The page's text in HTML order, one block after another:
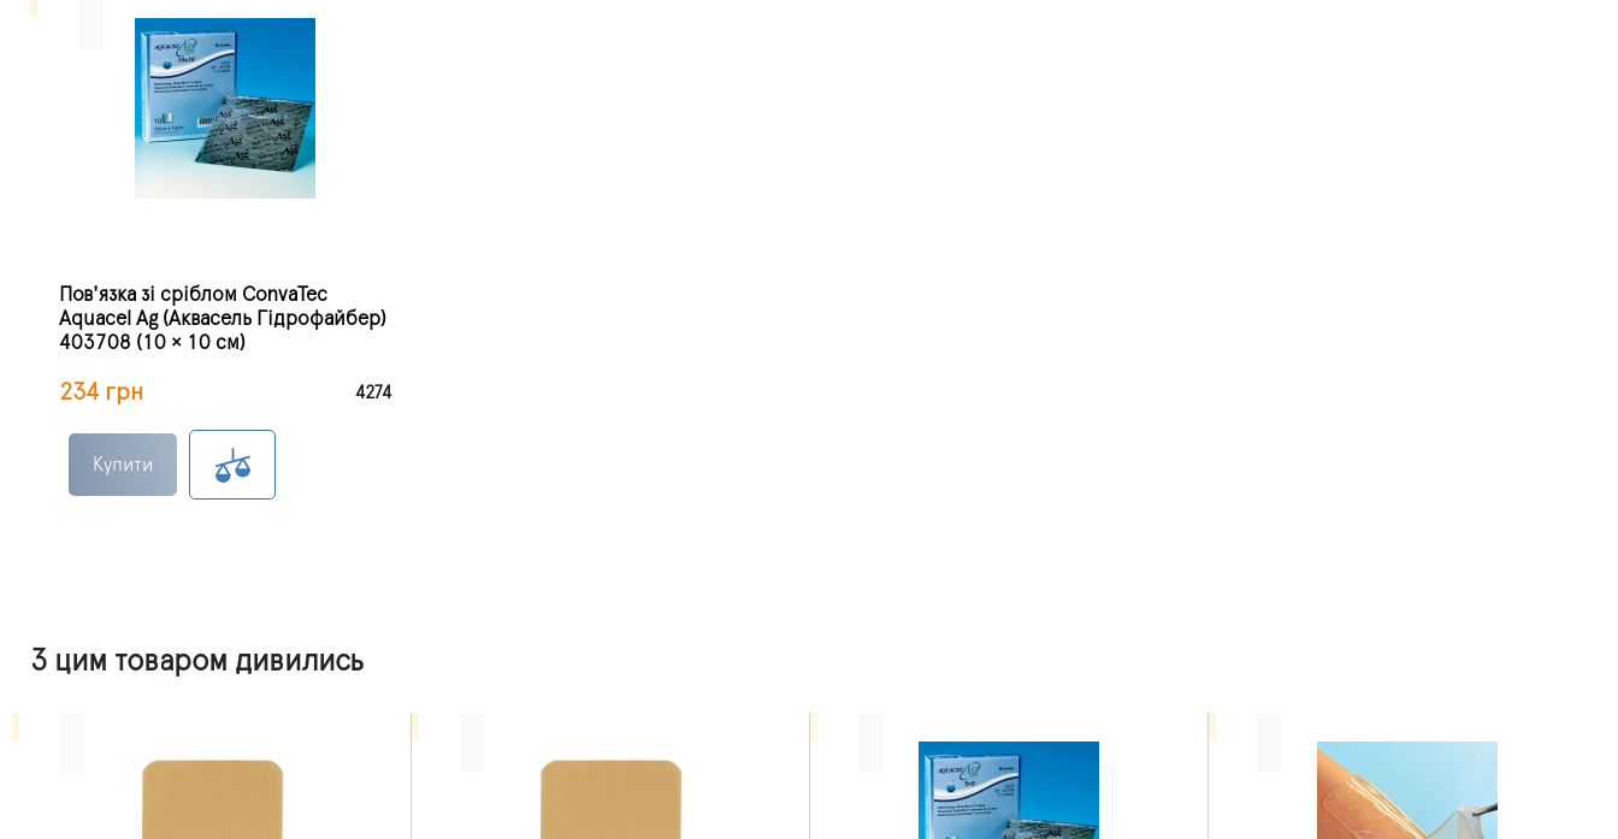
Пов'язка зі сріблом ConvaTec
Aquacel Ag (Аквасель Гідрофайбер)
403708 (10 × 10 см)
234 грн 4274
Купити
З цим товаром дивились